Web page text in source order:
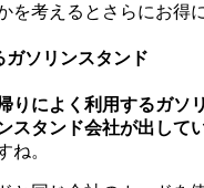
を考えるとさらにお得
ソリンスタンド
りによく利用するガソ
スタンド会社が出して
ね。